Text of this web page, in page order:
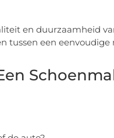
en duurzaamheid
tussen een eenvoudige